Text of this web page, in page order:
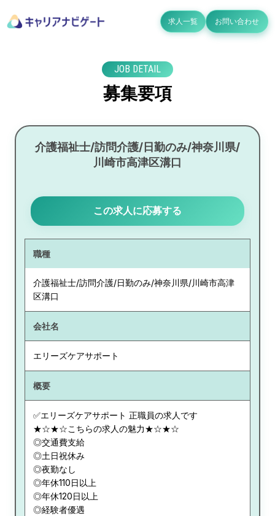
求人一覧 お問い合わせ
JOB DETAIL
募集要項
介護福祉士/訪問介護/日勤のみ/神奈川県/
川崎市高津区溝口
この求人に応募する
職種
介護福祉士/訪問介護/日勤のみ/神奈川県/川崎市高津
区溝口
会社名
エリーズケアサポート
概要
✅エリーズケアサポート 正職員の求人です
★☆★☆こちらの求人の魅力★☆★☆
◎交通費支給
◎土日祝休み
◎夜勤なし
◎年休110日以上
◎年休120日以上
◎経験者優遇